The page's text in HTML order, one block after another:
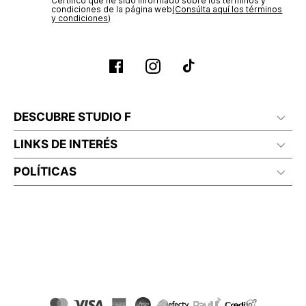
condiciones de la página web‎(Consúlta aquí los términos
y condiciones)
DESCUBRE STUDIO F
LINKS DE INTERÉS
POLÍTICAS